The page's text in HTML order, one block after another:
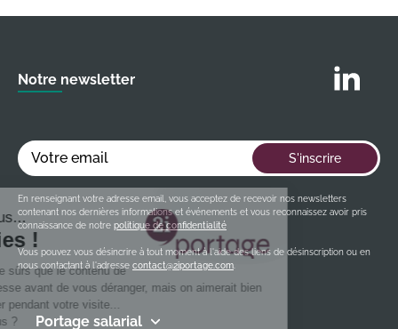
Portage salarial
Notre newsletter
Votre email S'inscrire
En renseignant votre adresse email, vous acceptez de recevoir nos newsletters
contenant nos dernières informations et événements et vous reconnaissez avoir pris
connaissance de notre politique de confidentialité
Vous pouvez vous désincrire à tout moment à l'aide des liens de désinscription ou en
nous contactant à l'adresse contact@2iportage.com
Suivez